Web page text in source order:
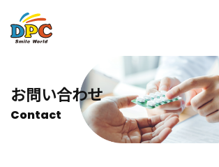
お問い合わせ
Contact